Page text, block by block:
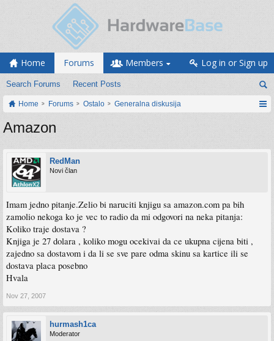
Home Forums
Search Forums Recent Posts
Members Log in or Sign up
Home Forums Ostalo Generalna diskusija
Amazon
RedMan
Novi član
Imam jedno pitanje.Zelio bi naruciti knjigu sa amazon.com pa bih
zamolio nekoga ko je vec to radio da mi odgovori na neka pitanja:
Koliko traje dostava ?
Knjiga je 27 dolara , koliko mogu ocekivai da ce ukupna cijena biti ,
zajedno sa dostavom i da li se sve pare odma skinu sa kartice ili se
dostava placa posebno
Hvala
Nov 27, 2007
hurmash1ca
Moderator